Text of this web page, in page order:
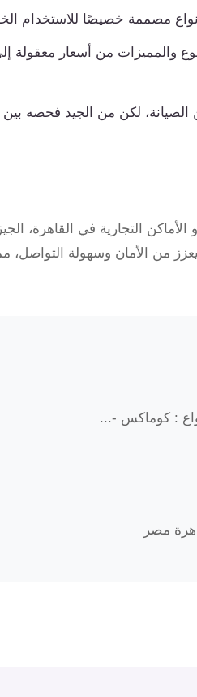
مصممة خصيصًا للاستخدام
والمميزات من أسعار معقولة
الصيانة، لكن من الجيد فحصه بين
التجارية في القاهرة،
من الأمان وسهولة التواصل،
: كوماكس -...